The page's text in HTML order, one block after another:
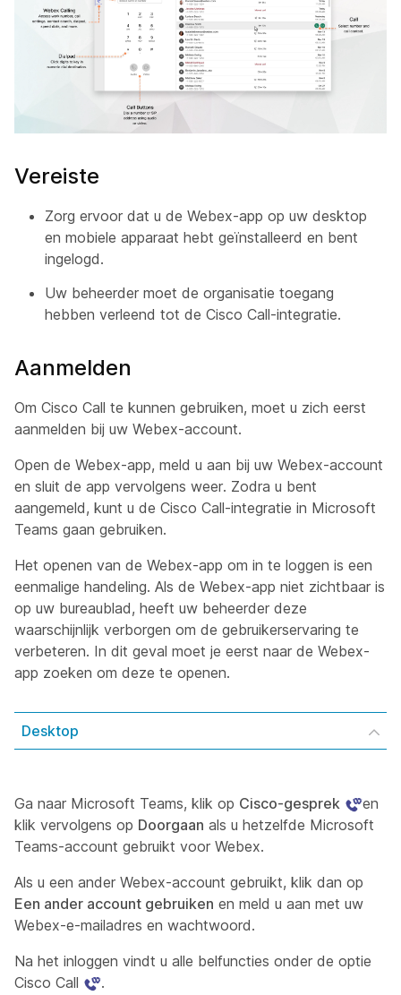
Vereiste
Zorg ervoor dat u de Webex-app op uw desktop
en mobiele apparaat hebt geïnstalleerd en bent
ingelogd.
Uw beheerder moet de organisatie toegang
hebben verleend tot de Cisco Call-integratie.
Aanmelden
Om Cisco Call te kunnen gebruiken, moet u zich eerst
aanmelden bij uw Webex-account.
Open de Webex-app, meld u aan bij uw Webex-account
en sluit de app vervolgens weer. Zodra u bent
aangemeld, kunt u de Cisco Call-integratie in Microsoft
Teams gaan gebruiken.
Het openen van de Webex-app om in te loggen is een
eenmalige handeling. Als de Webex-app niet zichtbaar is
op uw bureaublad, heeft uw beheerder deze
waarschijnlijk verborgen om de gebruikerservaring te
verbeteren. In dit geval moet je eerst naar de Webex-
app zoeken om deze te openen.
Desktop
Ga naar Microsoft Teams, klik op Cisco-gesprek
en
klik vervolgens op Doorgaan als u hetzelfde Microsoft
Teams-account gebruikt voor Webex.
Als u een ander Webex-account gebruikt, klik dan op
Een ander account gebruiken en meld u aan met uw
Webex-e-mailadres en wachtwoord.
Na het inloggen vindt u alle belfuncties onder de optie
Cisco Call
.